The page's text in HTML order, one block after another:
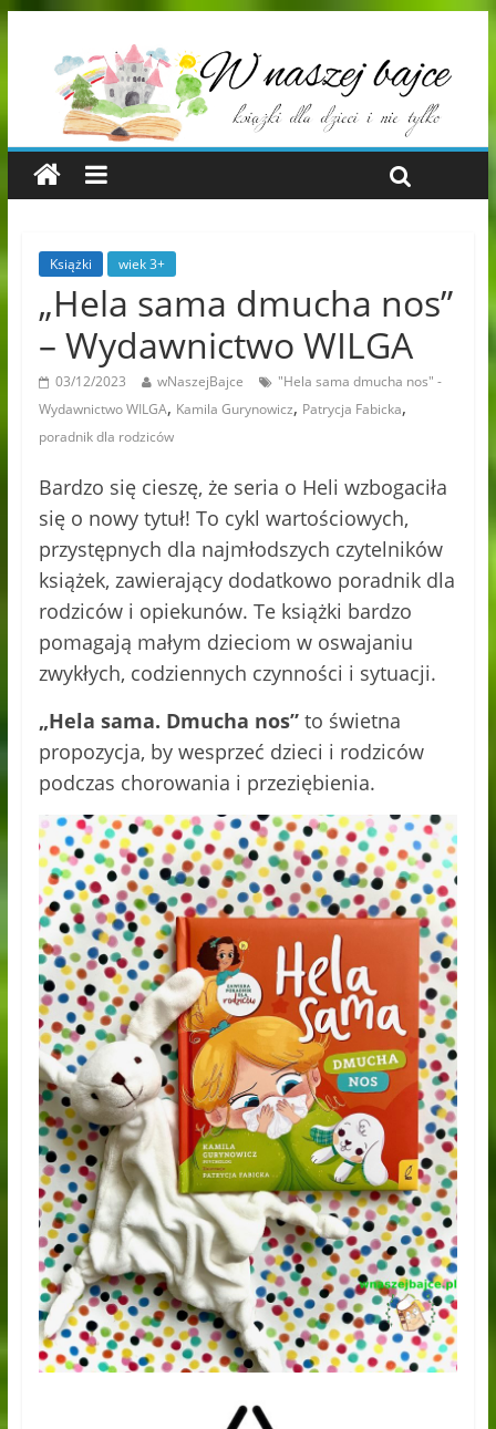
Książki wiek 3+
„Hela sama dmucha nos”
– Wydawnictwo WILGA
03/12/2023 wNaszejBajce
"Hela sama dmucha nos" -
Wydawnictwo WILGA, Kamila Gurynowicz, Patrycja Fabicka,
poradnik dla rodziców
Bardzo się cieszę, że seria o Heli wzbogaciła
się o nowy tytuł! To cykl wartościowych,
przystępnych dla najmłodszych czytelników
książek, zawierający dodatkowo poradnik dla
rodziców i opiekunów. Te książki bardzo
pomagają małym dzieciom w oswajaniu
zwykłych, codziennych czynności i sytuacji.
„Hela sama. Dmucha nos”to świetna
propozycja, by wesprzeć dzieci i rodziców
podczas chorowania i przeziębienia.